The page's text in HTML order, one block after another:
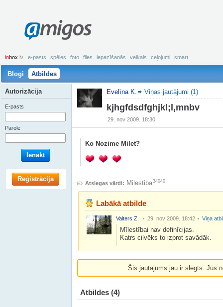
amigos
inbox .lv e-pasts spēles foto files iepazīšanās veikals ceļojumi smart
Blogi Atbildes
Evelīna K. Viņas jautājumi (1)
kjhgfdsdfghjkl;l,mnbv
29. nov 2009. 18:30
Ko Nozime Milet?
Atslegas vārdi: Milestiba34040
Labākā atbilde
Valters Z. 29. nov 2009. 18:42 Viņa
Mīlestībai nav definīcijas.
Katrs cilvēks to izprot savādāk.
Šis jautājums jau ir slēgts. Jūs
Atbildes (4)
Autorizācija
E-pasts
Parole
Ienākt
Reģistrācija